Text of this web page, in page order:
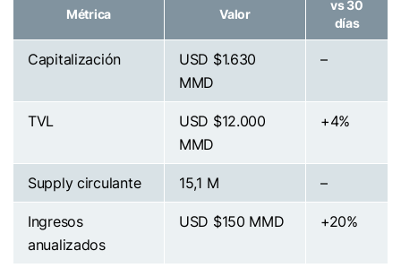
Métrica Valor
vs 30
días
Capitalización
USD $1.630
MMD
–
TVL
USD $12.000
MMD
+4%
Supply circulante 15,1 M –
Ingresos
anualizados
USD $150 MMD +20%